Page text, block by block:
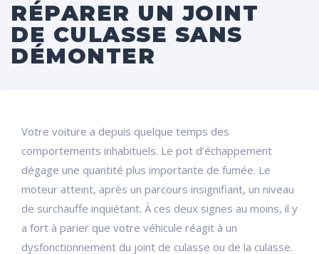
RÉPARER UN JOINT
DE CULASSE SANS
DÉMONTER
Votre voiture a depuis quelque temps des
comportements inhabituels. Le pot d’échappement
dégage une quantité plus importante de fumée. Le
moteur atteint, après un parcours insignifiant, un niveau
de surchauffe inquiétant. À ces deux signes au moins, il y
a fort à parier que votre véhicule réagit à un
dysfonctionnement du joint de culasse ou de la culasse.